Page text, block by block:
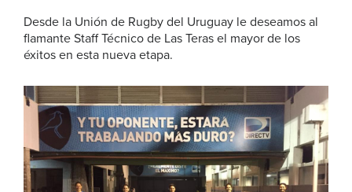
Desde la Unión de Rugby del Uruguay le deseamos al
flamante Staff Técnico de Las Teras el mayor de los
éxitos en esta nueva etapa.